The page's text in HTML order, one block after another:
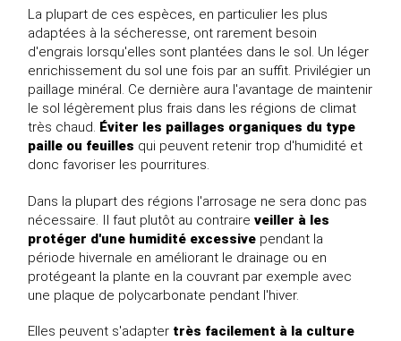
La plupart de ces espèces, en particulier les plus
adaptées à la sécheresse, ont rarement besoin
d'engrais lorsqu'elles sont plantées dans le sol. Un léger
enrichissement du sol une fois par an suffit. Privilégier un
paillage minéral. Ce dernière aura l'avantage de maintenir
le sol légèrement plus frais dans les régions de climat
très chaud. Éviter les paillages organiques du type
paille ou feuilles qui peuvent retenir trop d'humidité et
donc favoriser les pourritures.
Dans la plupart des régions l'arrosage ne sera donc pas
nécessaire. Il faut plutôt au contraire veiller à les
protéger d'une humidité excessive pendant la
période hivernale en améliorant le drainage ou en
protégeant la plante en la couvrant par exemple avec
une plaque de polycarbonate pendant l'hiver.
Elles peuvent s'adapter très facilement à la culture